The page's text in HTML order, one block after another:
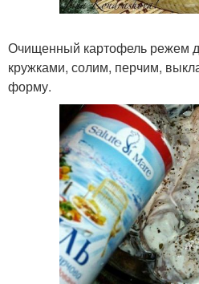
Очищенный картофель режем
кружками, солим, перчим,
форму.